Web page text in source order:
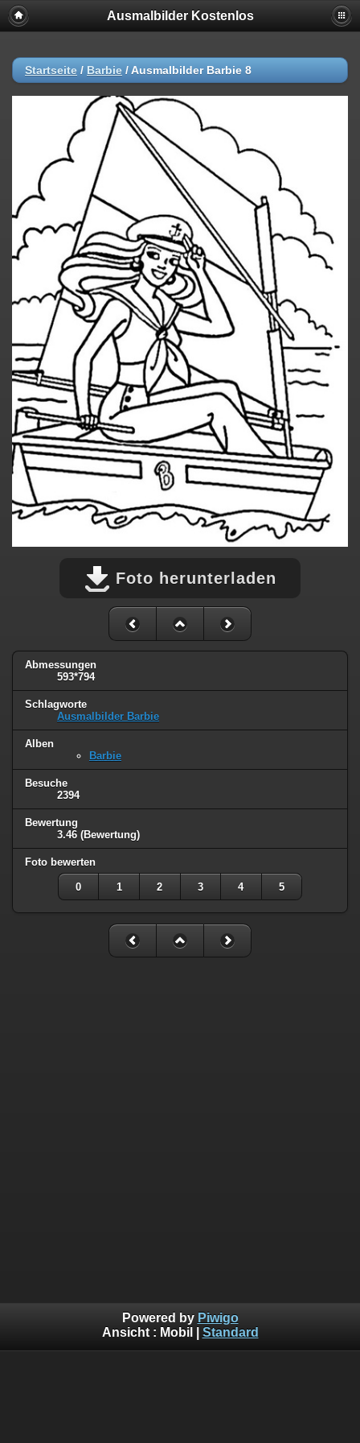
Ausmalbilder Kostenlos
Startseite / Barbie / Ausmalbilder Barbie 8
Foto herunterladen
Abmessungen
593*794
Schlagworte
Ausmalbilder Barbie
Alben
Barbie
Besuche
2394
Bewertung
3.46 (Bewertung)
Foto bewerten
0 1 2 3 4 5
Powered by Piwigo
Ansicht : Mobil Standard